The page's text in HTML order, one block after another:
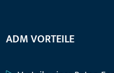
ADM VORTEILE